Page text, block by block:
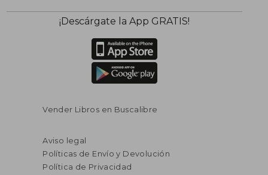
¡Descárgate la App GRATIS!
Vender Libros en Buscalibre
Aviso legal
Políticas de Envío y Devolución
Política de Privacidad